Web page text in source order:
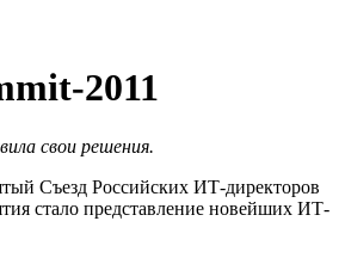
2011
свои решения.
Съезд Российских ИТ-директоров
стало представление новейших ИТ-